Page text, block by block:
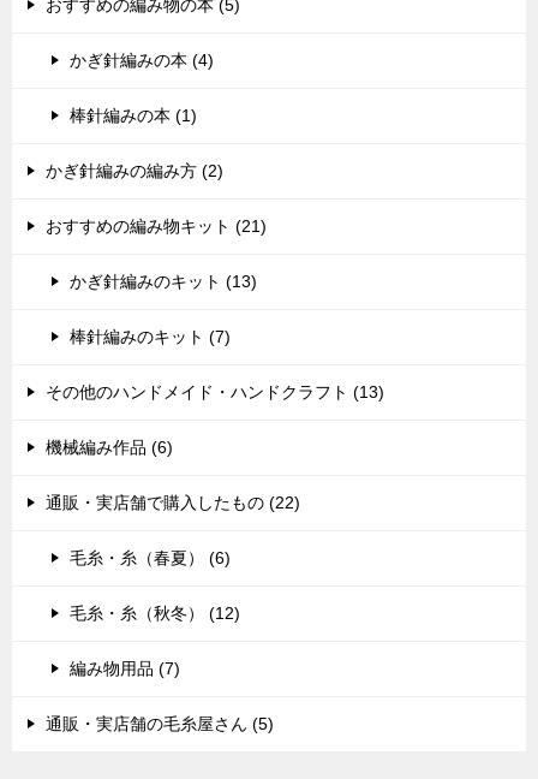
おすすめの編み物の本 (5)
かぎ針編みの本 (4)
棒針編みの本 (1)
かぎ針編みの編み方 (2)
おすすめの編み物キット (21)
かぎ針編みのキット (13)
棒針編みのキット (7)
その他のハンドメイド・ハンドクラフト (13)
機械編み作品 (6)
通販・実店舗で購入したもの (22)
毛糸・糸（春夏） (6)
毛糸・糸（秋冬） (12)
編み物用品 (7)
通販・実店舗の毛糸屋さん (5)